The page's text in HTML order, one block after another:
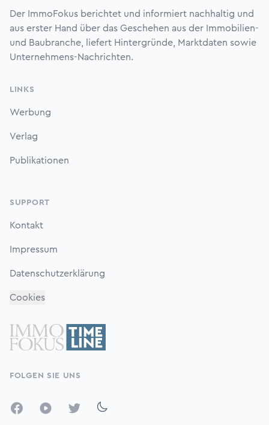
Der ImmoFokus berichtet und informiert nachhaltig und
aus erster Hand über das Geschehen aus der Immobilien-
und Baubranche, liefert Hintergründe, Marktdaten sowie
Unternehmens-Nachrichten.
LINKS
Werbung
Verlag
Publikationen
SUPPORT
Kontakt
Impressum
Datenschutzerklärung
Cookies
FOLGEN SIE UNS
FacebookYouTubeTwitter